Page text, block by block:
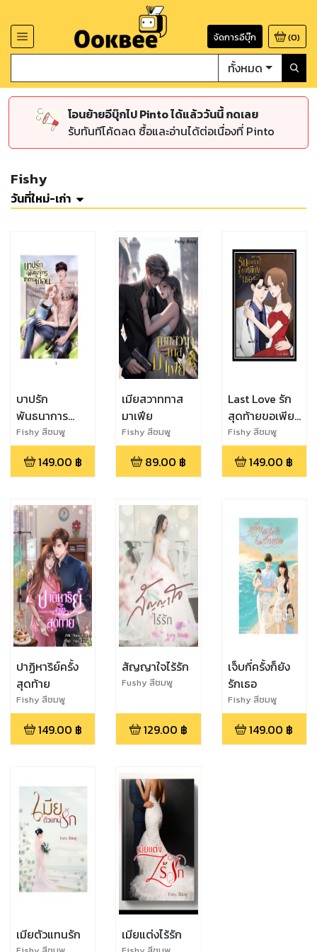
จัดการอีบุ๊ก (0)
ทั้งหมด
โอนย้ายอีบุ๊กไป Pinto ได้แล้ววันนี้ กดเลย
รับทันทีโค้ดลด ซื้อและอ่านได้ต่อเนื่องที่ Pinto
Fishy
วันที่ใหม่-เก่า
บาปรัก
พันธนาการ
ซาตานเถื่อน
Fishy สีชมพู
149.00 ฿
เมียสวาททาส
มาเฟีย
Fishy สีชมพู
89.00 ฿
Last Love รัก
สุดท้ายขอเพียง
เธอ
Fishy สีชมพู
149.00 ฿
ปาฏิหาริย์ครั้ง
สุดท้าย
Fishy สีชมพู
149.00 ฿
สัญญาใจไร้รัก
Fushy สีชมพู
129.00 ฿
เจ็บกี่ครั้งก็ยัง
รักเธอ
Fishy สีชมพู
149.00 ฿
เมียตัวแทนรัก เมียแต่งไร้รัก